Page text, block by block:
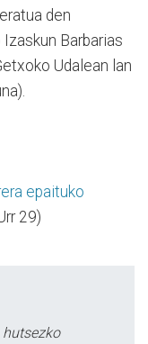
den
Barbarias
Udalean lan
epaituko
29)
hutsezko